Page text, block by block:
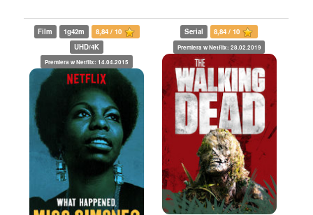
Film 1g42m
8,84 / 10
UHD/4K
Premiera w Netflix: 14.04.2015
Serial 8,84 / 10
Premiera w Netflix: 28.02.2019